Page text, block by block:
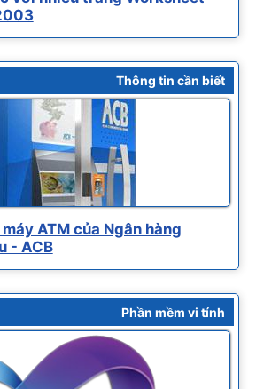
Thông tin cần biết
ATM của Ngân hàng
- ACB
Phần mềm vi tính